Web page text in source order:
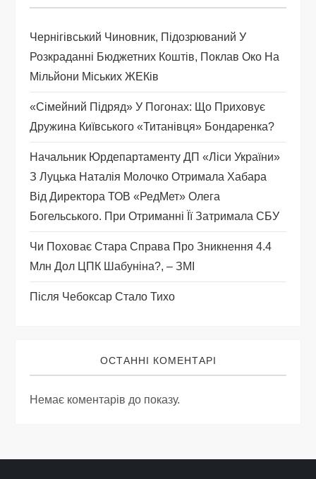
я
з
а
п
и
с
і
в
Чернігівський Чиновник, Підозрюваний У
Розкраданні Бюджетних Коштів, Поклав Око На
Мільйони Міських ЖЕКів
«Сімейний Підряд» У Погонах: Що Приховує
Дружина Київського «титанівця» Бондаренка?
Начальник Юрдепартаменту ДП «Ліси України»
З Луцька Наталія Молочко Отримала Хабара
Від Директора ТОВ «РедМет» Олега
Богельського. При Отриманні Її Затримала СБУ
Чи Поховає Стара Справа Про Зникнення 4.4
Млн Дол ЦПК Шабуніна?, – ЗМІ
Після Чебоксар Стало Тихо
ОСТАННІ КОМЕНТАРІ
Немає коментарів до показу.